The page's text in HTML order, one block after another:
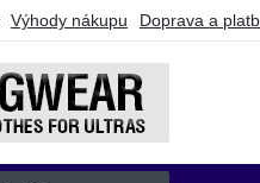
Výhody nákupu Doprava a